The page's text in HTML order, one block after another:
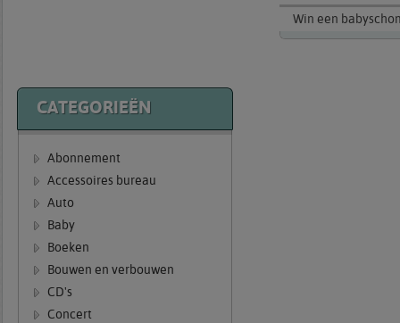
CATEGORIEËN
Abonnement
Accessoires bureau
Auto
Baby
Boeken
Bouwen en verbouwen
CD's
Concert
Win een